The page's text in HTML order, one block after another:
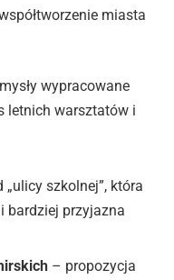
miasta
wypracowane
letnich warsztatów i
„ulicy szkolnej”, która
bardziej przyjazna
– propozycja